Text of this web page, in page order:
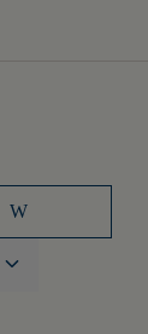
W
keyboard_arrow_down